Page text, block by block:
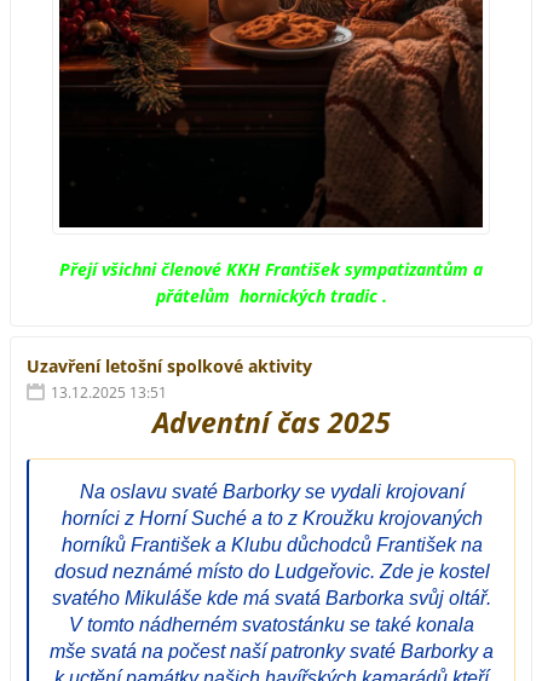
Přejí všichni členové KKH František sympatizantům a
přátelům hornických tradic .
Uzavření letošní spolkové aktivity
13.12.2025 13:51
Adventní čas 2025
Na oslavu svaté Barborky se vydali krojovaní
horníci z Horní Suché a to z Kroužku krojovaných
horníků František a Klubu důchodců František na
dosud neznámé místo do Ludgeřovic. Zde je kostel
svatého Mikuláše kde má svatá Barborka svůj oltář.
V tomto nádherném svatostánku se také konala
mše svatá na počest naší patronky svaté Barborky a